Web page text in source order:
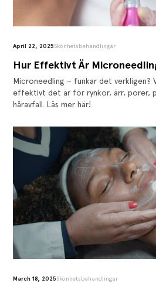
April 22, 2025Skönhetsbehandlingar
‍Hur Effektivt Är
Microneedling – funkar det verkligen?
effektivt det är för rynkor, ärr, porer,
håravfall. Läs mer här!
March 18, 2025Skönhetsbehandlingar